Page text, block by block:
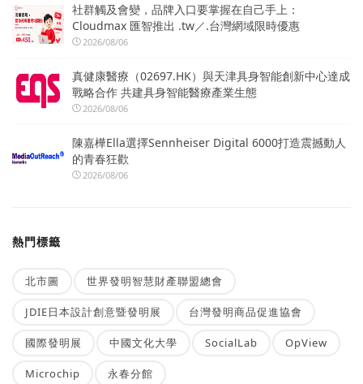
社群觸及會變，品牌入口要掌握在自己手上：
Cloudmax 匯智推出 .tw／.台灣網域限時優惠
2026/08/06
真健康醫療（02697.HK）與天津具身智能創新中心達成
戰略合作 共建具身智能醫療產業生態
2026/08/06
陳嘉樺Ella選擇Sennheiser Digital 6000打造震撼動人
的青春狂歡
2026/08/06
熱門標籤
北市圖 世界發明智慧財產聯盟總會
JDIE日本設計創意暨發明展 台灣發明商品促進協會
國際發明展 中國文化大學 SocialLab OpView
Microchip 永春分館